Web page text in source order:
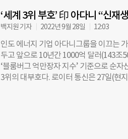
‘세계 3위 부호’ 印 아다니 “신재
백지원 기자 2022년 9월 28일 12:03
인도 에너지 기업 아다니그룹을 이끄는
두고 앞으로 10년간 1000억 달러(143조
‘블룸버그 억만장자 지수’ 기준으로 순
3위의 대부호다. 로이터 통신은 27일(현